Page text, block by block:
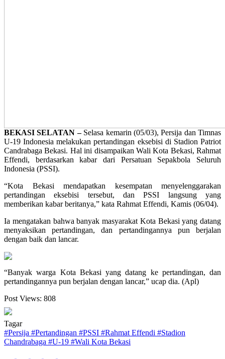
BEKASI SELATAN –Selasa kemarin (05/03), Persija dan Timnas
U-19 Indonesia melakukan pertandingan eksebisi di Stadion Patriot
Candrabaga Bekasi. Hal ini disampaikan Wali Kota Bekasi, Rahmat
Effendi, berdasarkan kabar dari Persatuan Sepakbola Seluruh
Indonesia (PSSI).
“Kota Bekasi mendapatkan kesempatan menyelenggarakan
pertandingan eksebisi tersebut, dan PSSI langsung yang
memberikan kabar beritanya,” kata Rahmat Effendi, Kamis (06/04).
Ia mengatakan bahwa banyak masyarakat Kota Bekasi yang datang
menyaksikan pertandingan, dan pertandingannya pun berjalan
dengan baik dan lancar.
“Banyak warga Kota Bekasi yang datang ke pertandingan, dan
pertandingannya pun berjalan dengan lancar,” ucap dia. (Apl)
Post Views: 808
Tagar
#Persija #Pertandingan #PSSI #Rahmat Effendi #Stadion
Chandrabaga #U-19 #Wali Kota Bekasi